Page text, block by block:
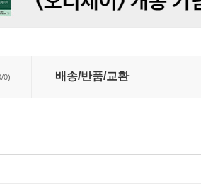
0) 배송/반품/교환